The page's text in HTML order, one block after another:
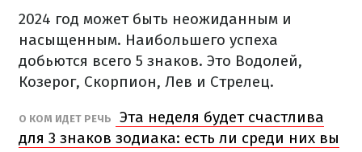
2024 год может быть неожиданным и
насыщенным. Наибольшего успеха
добьются всего 5 знаков. Это Водолей,
Козерог, Скорпион, Лев и Стрелец.
О КОМ ИДЕТ РЕЧЬ
Эта неделя будет счастлива
для 3 знаков зодиака: есть ли среди них вы